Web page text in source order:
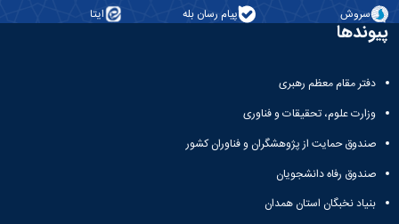
فناوریسروش پیام رسان بله ایتا
پیوندها
دفتر مقام معظم رهبری
وزارت علوم، تحقیقات و فناوری
صندوق حمایت از پژوهشگران و فناوران کشور
صندوق رفاه دانشجویان
بنیاد نخبگان استان همدان